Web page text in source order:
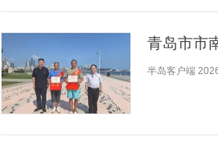
青岛市市
半岛客户端